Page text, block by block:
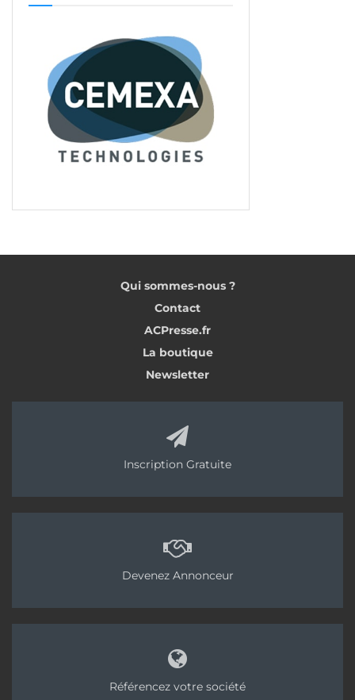
Qui sommes-nous ?
Contact
ACPresse.fr
La boutique
Newsletter
Inscription Gratuite
Devenez Annonceur
Référencez votre société